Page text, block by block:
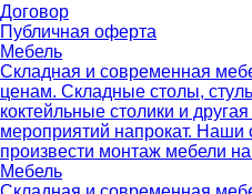
Договор
Публичная оферта
Мебель
Складная и современная
ценам. Складные столы,
коктейльные столики и
мероприятий напрокат. Наши
произвести монтаж мебели
Мебель